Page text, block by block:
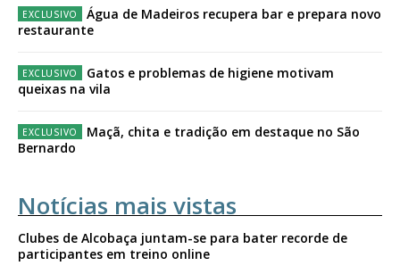
Água de Madeiros recupera bar e prepara novo
restaurante
Gatos e problemas de higiene motivam
queixas na vila
Maçã, chita e tradição em destaque no São
Bernardo
Notícias mais vistas
Clubes de Alcobaça juntam-se para bater recorde de
participantes em treino online